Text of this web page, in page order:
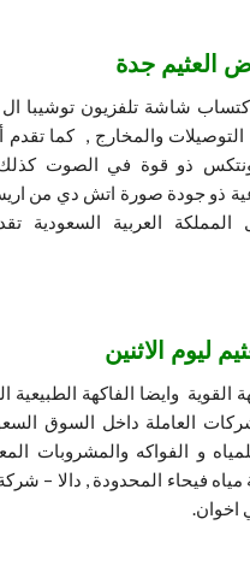
العثيم جدة
شاشة تلفزيون توشيبا
التوصيلات والمخارج , كما
ذو قوة في الصوت كذلك
ذو جودة صورة اتش دي من
المملكة العربية السعودية
ليوم الاثنين
القوية وايضا الفاكهة الطبيعية
العاملة داخل السوق
و الفواكه والمشروبات
فيحاء المحدودة , دالا – شركة
اخوان.